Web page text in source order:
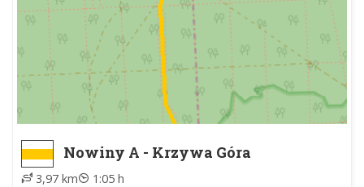
Nowiny A - Krzywa Góra
3,97 km 1:05 h